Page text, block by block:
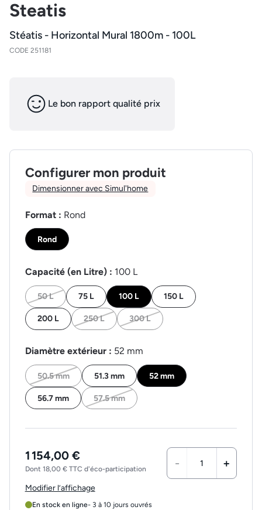
Steatis
Stéatis - Horizontal Mural 1800m - 100L
CODE 251181
Le bon rapport qualité prix
Configurer mon produit
Dimensionner avec Simul'home
Format : Rond
Rond
Capacité (en Litre) : 100 L
50 L 75 L 100 L 150 L
200 L 250 L 300 L
Diamètre extérieur : 52 mm
50.5 mm 51.3 mm 52 mm
56.7 mm 57.5 mm
1 154,00 €
Dont 18,00 € TTC d'éco-participation - +
Modifier l’affichage
En stock en ligne- 3 à 10 jours ouvrés